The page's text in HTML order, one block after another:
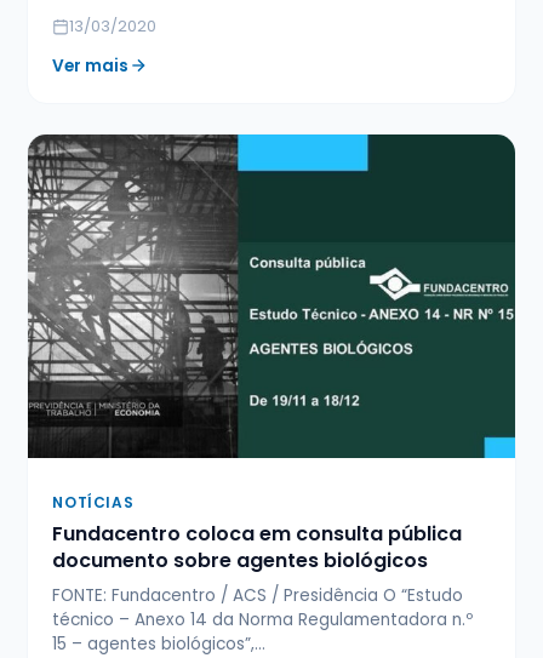
13/03/2020
Ver mais
NOTÍCIAS
Fundacentro coloca em consulta pública
documento sobre agentes biológicos
FONTE: Fundacentro / ACS / Presidência O “Estudo
técnico – Anexo 14 da Norma Regulamentadora n.º
15 – agentes biológicos”,…